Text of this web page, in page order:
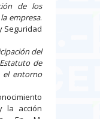
de los
empresa.
Seguridad
del
de
el entorno
la acción